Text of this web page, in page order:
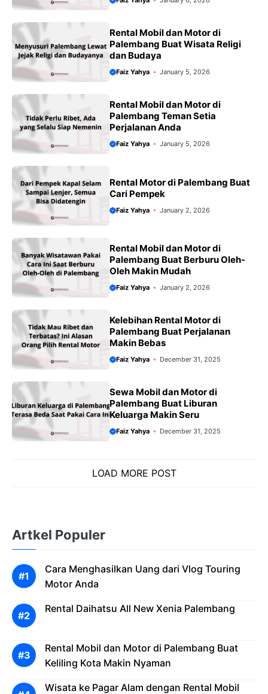
Rental Mobil dan Motor di
Palembang Buat Wisata Religi
dan Budaya
Faiz Yahya January 5, 2026
Rental Mobil dan Motor di
Palembang Teman Setia
Perjalanan Anda
Faiz Yahya January 5, 2026
Rental Motor di Palembang Buat
Cari Pempek
Faiz Yahya January 2, 2026
Rental Mobil dan Motor di
Palembang Buat Berburu Oleh-
Oleh Makin Mudah
Faiz Yahya January 2, 2026
Kelebihan Rental Motor di
Palembang Buat Perjalanan
Makin Bebas
Faiz Yahya December 31, 2025
Sewa Mobil dan Motor di
Palembang Buat Liburan
Keluarga Makin Seru
Faiz Yahya December 31, 2025
LOAD MORE POST
Artkel Populer
Cara Menghasilkan Uang dari Vlog Touring
Motor Anda
Rental Daihatsu All New Xenia Palembang
Rental Mobil dan Motor di Palembang Buat
Keliling Kota Makin Nyaman
Wisata ke Pagar Alam dengan Rental Mobil